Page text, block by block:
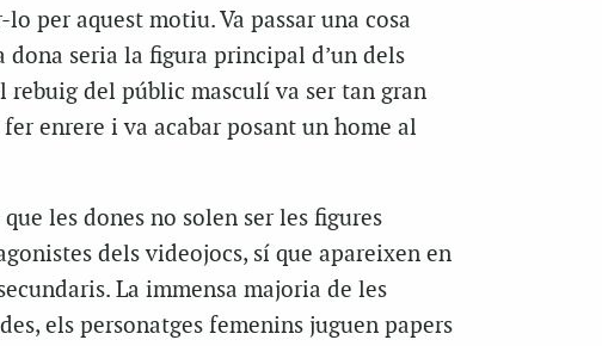
per aquest motiu. Va passar una cosa
dona seria la figura principal d’un dels
rebuig del públic masculí va ser tan gran
enrere i va acabar posant un home al
les dones no solen ser les figures
dels videojocs, sí que apareixen en
La immensa majoria de les
els personatges femenins juguen papers